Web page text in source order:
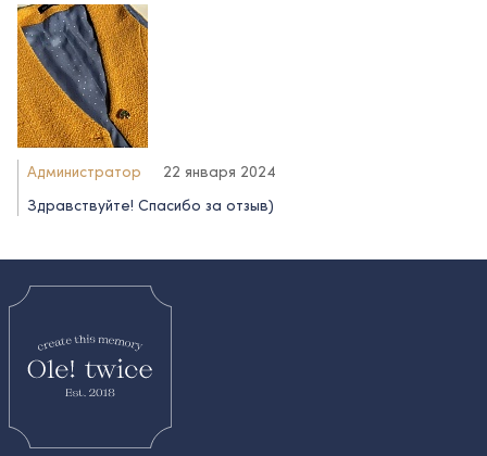
Администратор
22 января 2024
Здравствуйте! Спасибо за отзыв)